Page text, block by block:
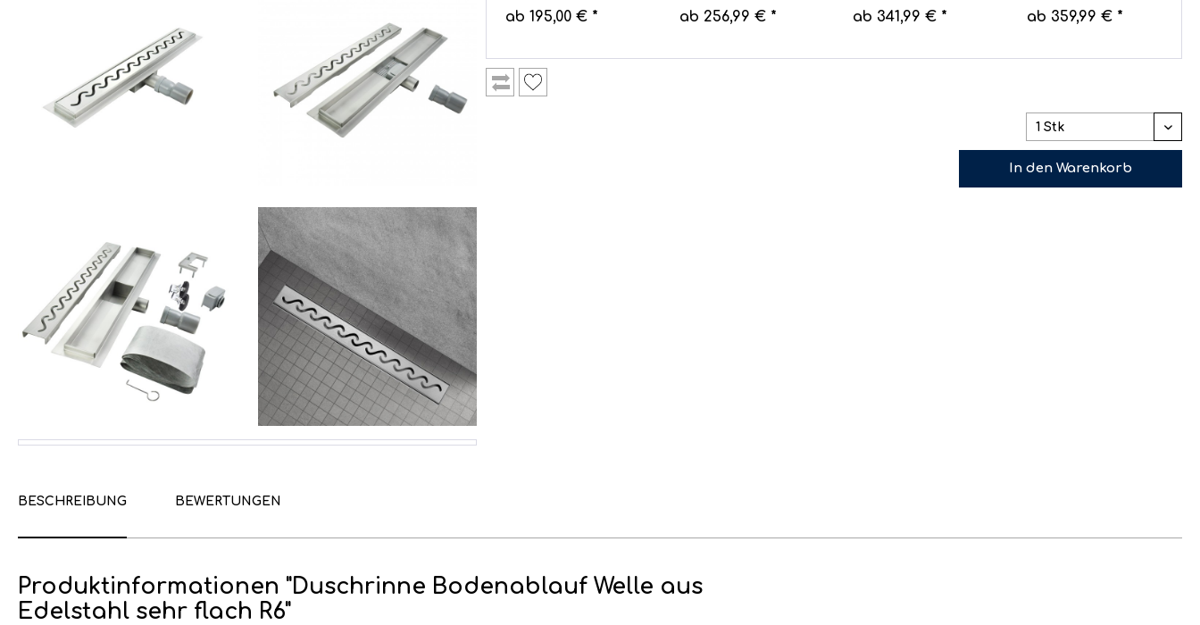
ab 195,00 € * ab 256,99 € * ab 341,99 € * ab 359,99 € *
In den Warenkorb
BESCHREIBUNG BEWERTUNGEN
Produktinformationen "Duschrinne Bodenablauf Welle aus
Edelstahl sehr flach R6"